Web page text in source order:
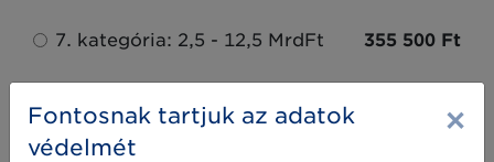
7. kategória: 2,5 - 12,5 MrdFt 355 500 Ft
9. kategória: 20 - 100 MrdFt
Fontosnak tartjuk az adatok
védelmét
×